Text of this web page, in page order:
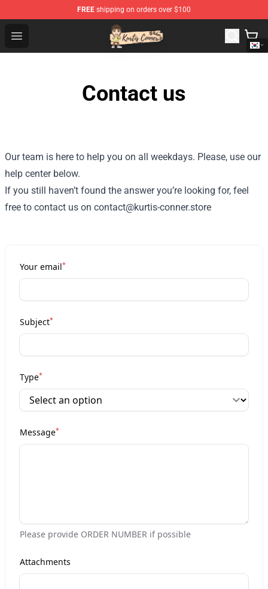
FREE shipping on orders over $100
Open menu
Kurtis Conner Store - Official Kurtis Conner Merchandise
Contact us
Our team is here to help you on all weekdays. Please, use our
help center below.
If you still haven’t found the answer you’re looking for, feel
free to contact us on contact@kurtis-conner.store